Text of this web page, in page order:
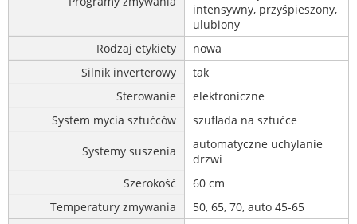
intensywny, przyśpieszony,
ulubiony
Rodzaj etykiety
nowa
Silnik inverterowy
tak
Sterowanie
elektroniczne
System mycia sztućców
szuflada na sztućce
Systemy suszenia
automatyczne uchylanie
drzwi
Szerokość
60 cm
Temperatury zmywania
50, 65, 70, auto 45-65